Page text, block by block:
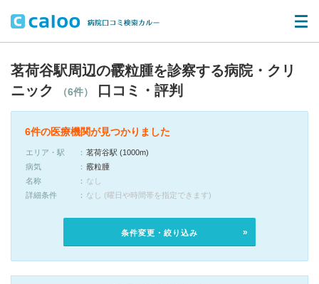
茗荷谷駅周辺の霰粒腫を診察する病院・クリ
ニック
（6件） 口コミ・評判
6件の医療機関が見つかりました
エリア・駅
茗荷谷駅 (1000m)
病気
霰粒腫
名称
なし
詳細条件
なし (曜日や時間帯を指定できます)
条件変更・絞り込み